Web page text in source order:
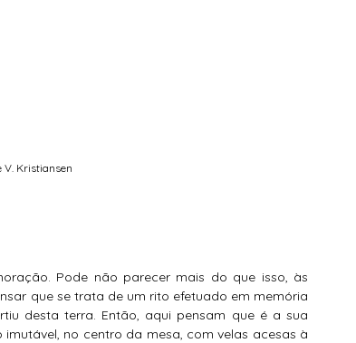
V. Kristiansen
Pode não parecer mais do que isso, às
que se trata de um rito efetuado em memória
desta terra. Então, aqui pensam que é a sua
no centro da mesa, com velas acesas à